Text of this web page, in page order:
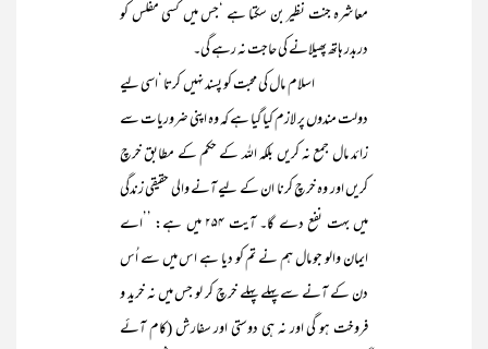
معاشرہ جنت نظیر بن سکتا ہے ‘جس میں کسی مفلس کو
دربدر ہاتھ پھیلانے کی حاجت نہ رہے گی۔
اسلام مال کی محبت کو پسند نہیں کرتا ‘اسی لیے
دولت مندوں پر لازم کیا گیا ہے کہ وہ اپنی ضروریات سے
زائد مال جمع نہ کریں بلکہ اللہ کے حکم کے مطابق خرچ
کریں اور وہ خرچ کرنا ان کے لیے آنے والی حقیقی زندگی
میں بہت نفع دے گا۔ آیت ۲۵۴ میں ہے: ’’اے
ایمان والو جو مال ہم نے تم کو دیا ہے اس میں سے اُس
دن کے آنے سے پہلے پہلے خرچ کر لو جس میں نہ خرید و
فروخت ہو گی اور نہ ہی دوستی اور سفارش (کام آئے